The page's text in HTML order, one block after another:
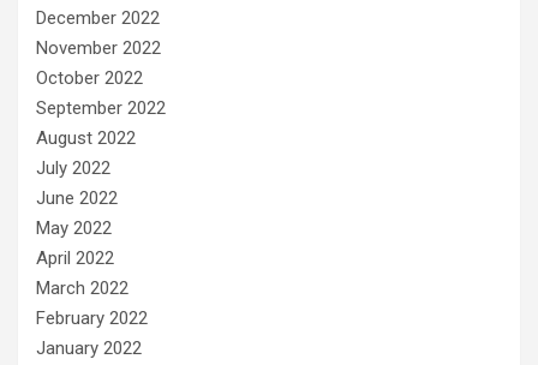
December 2022
November 2022
October 2022
September 2022
August 2022
July 2022
June 2022
May 2022
April 2022
March 2022
February 2022
January 2022